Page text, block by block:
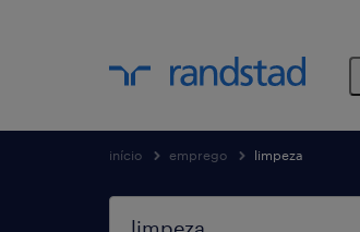
início emprego limpeza